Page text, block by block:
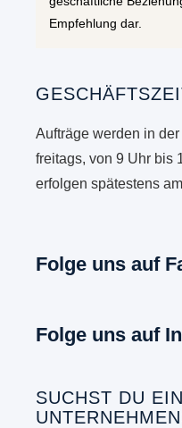
Empfehlung dar.
Aufträge werden in
freitags, von 9 Uhr bis
erfolgen spätestens
Folge uns auf
Folge uns auf
SUCHST DU